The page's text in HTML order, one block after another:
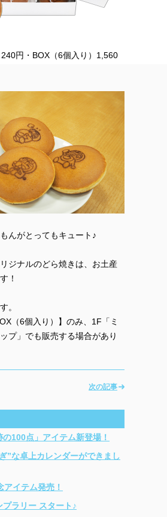
240円・BOX（6個入り）1,560
んがとってもキュート♪
ジナルのどら焼きは、お土産
！
。
（6個入り）】のみ、1F「ミ
プ」でも販売する場合があり
次の記事
100点」アイテム新登場！
”な卓上カレンダーができまし
アイテム発売！
ラリー スタート♪